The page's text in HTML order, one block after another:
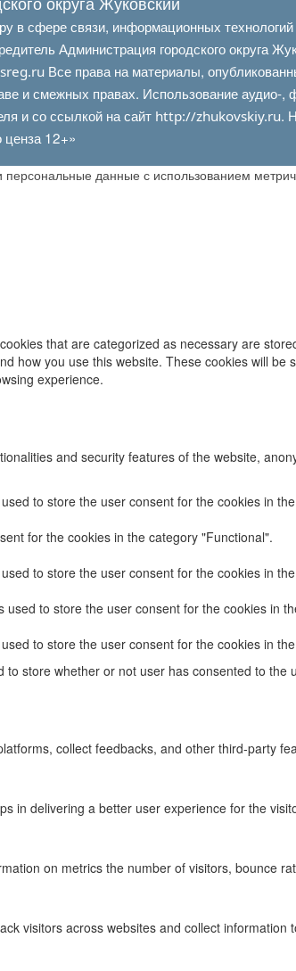
в сфере связи, информационных
Администрация городского округа
Все права на материалы,
и смежных правах. Использование аудио-,
и со ссылкой на сайт http://zhukovskiy.ru.
ценза 12+»
данные с использованием
that are categorized as necessary are
how you use this website. These cookies will be
experience.
and security features of the website,
to store the user consent for the cookies in
for the cookies in the category "Functional".
to store the user consent for the cookies in
to store the user consent for the cookies in
to store the user consent for the cookies in
store whether or not user has consented to
collect feedbacks, and other third-party
in delivering a better user experience for the
on metrics the number of visitors, bounce
visitors across websites and collect information